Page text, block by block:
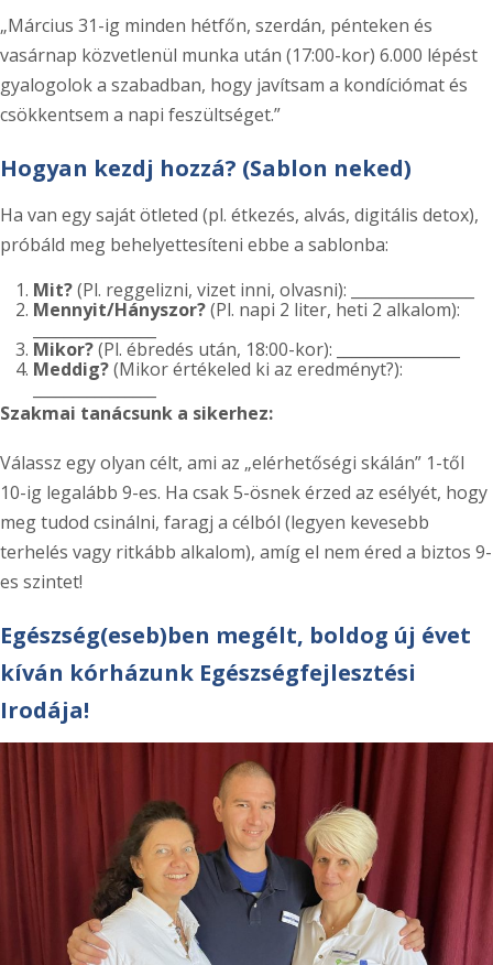
„Március 31-ig minden hétfőn, szerdán, pénteken és
vasárnap közvetlenül munka után (17:00-kor) 6.000 lépést
gyalogolok a szabadban, hogy javítsam a kondíciómat és
csökkentsem a napi feszültséget.”
Hogyan kezdj hozzá? (Sablon neked)
Ha van egy saját ötleted (pl. étkezés, alvás, digitális detox),
próbáld meg behelyettesíteni ebbe a sablonba:
Mit?(Pl. reggelizni, vizet inni, olvasni): ________________
Mennyit/Hányszor?(Pl. napi 2 liter, heti 2 alkalom):
Mikor?(Pl. ébredés után, 18:00-kor): ________________
Meddig?(Mikor értékeled ki az eredményt?):
Szakmai tanácsunk a sikerhez:
Válassz egy olyan célt, ami az „elérhetőségi skálán” 1-től
10-ig legalább 9-es. Ha csak 5-ösnek érzed az esélyét, hogy
meg tudod csinálni, faragj a célból (legyen kevesebb
terhelés vagy ritkább alkalom), amíg el nem éred a biztos 9-
es szintet!
Egészség(eseb)ben megélt, boldog új évet
kíván kórházunk Egészségfejlesztési
Irodája!